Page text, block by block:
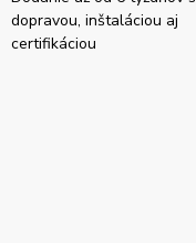
dopravou, inštaláciou aj
certifikáciou